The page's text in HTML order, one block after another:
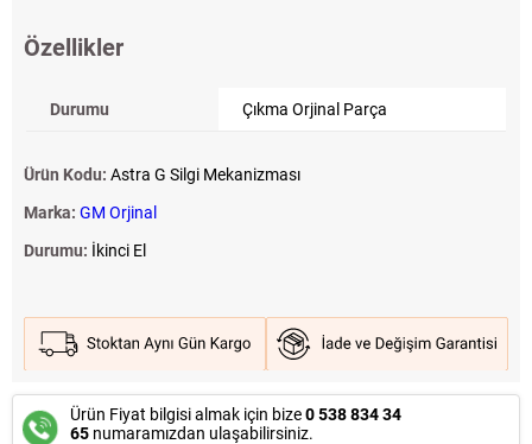
Özellikler
Durumu Çıkma Orjinal Parça
Ürün Kodu: Astra G Silgi Mekanizması
Marka: GM Orjinal
Durumu: İkinci El
Ürün Fiyat bilgisi almak için bize0 538 834 34
65 numaramızdan ulaşabilirsiniz.